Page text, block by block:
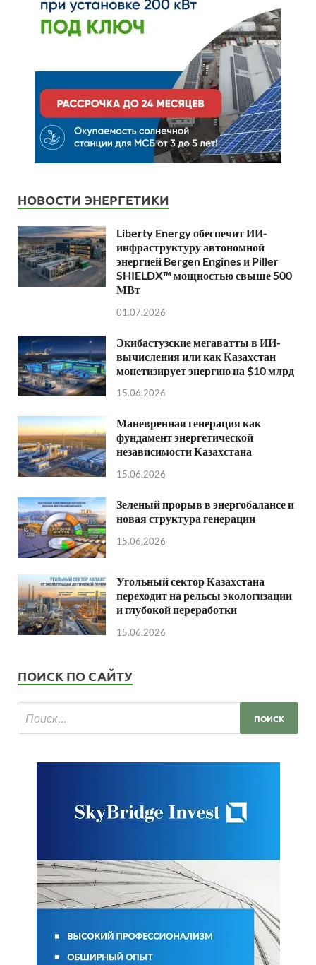
НОВОСТИ ЭНЕРГЕТИКИ
Liberty Energy обеспечит ИИ-
инфраструктуру автономной
энергией Bergen Engines и Piller
SHIELDX™ мощностью свыше 500
МВт
01.07.2026
Экибастузские мегаватты в ИИ-
вычисления или как Казахстан
монетизирует энергию на $10 млрд
15.06.2026
Маневренная генерация как
фундамент энергетической
независимости Казахстана
15.06.2026
Зеленый прорыв в энергобалансе и
новая структура генерации
15.06.2026
Угольный сектор Казахстана
переходит на рельсы экологизации
и глубокой переработки
15.06.2026
ПОИСК ПО САЙТУ